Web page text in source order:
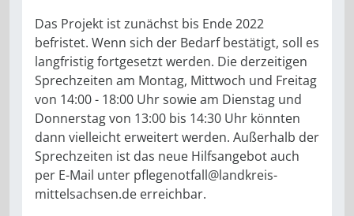
Das Projekt ist zunächst bis Ende 2022
befristet. Wenn sich der Bedarf bestätigt, soll es
langfristig fortgesetzt werden. Die derzeitigen
Sprechzeiten am Montag, Mittwoch und Freitag
von 14:00 - 18:00 Uhr sowie am Dienstag und
Donnerstag von 13:00 bis 14:30 Uhr könnten
dann vielleicht erweitert werden. Außerhalb der
Sprechzeiten ist das neue Hilfsangebot auch
per E-Mail unter pflegenotfall@landkreis-
mittelsachsen.de erreichbar.